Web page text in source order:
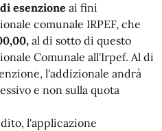
esenzione ai fini
comunale IRPEF, che
al di sotto di questo
Comunale all'Irpef. Al di
l'addizionale andrà
e non sulla quota
l'applicazione